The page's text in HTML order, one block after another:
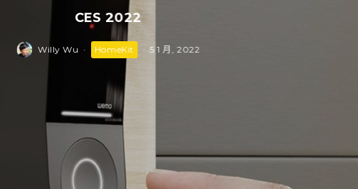
CES 2022
Willy Wu · HomeKit · 5 1 月, 2022